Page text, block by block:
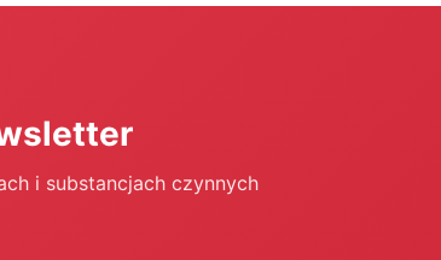
i substancjach czynnych